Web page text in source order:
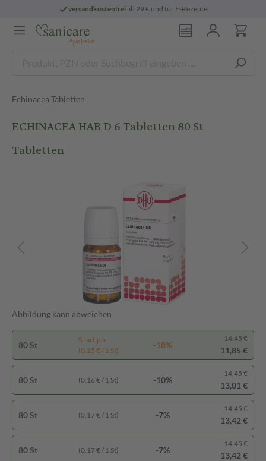
versandkostenfreiab 29 € und für E-Rezepte
Echinacea Tabletten
ECHINACEA HAB D 6 Tabletten 80 St
Tabletten
Abbildung kann abweichen
80 St
Spartipp
(0,15 € / 1 St)
-18%
14,45 €
11,85 €
80 St (0,16 € / 1 St) -10%
14,45 €
13,01 €
80 St (0,17 € / 1 St) -7%
14,45 €
13,42 €
80 St (0,17 € / 1 St) -7%
14,45 €
13,42 €